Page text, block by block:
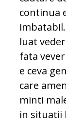
continua
luat
fata
e ceva
care
minti
in situatii